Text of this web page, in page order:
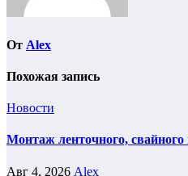
От Alex
Похожая запись
Новости
Монтаж ленточного,
Авг 4, 2026 Alex